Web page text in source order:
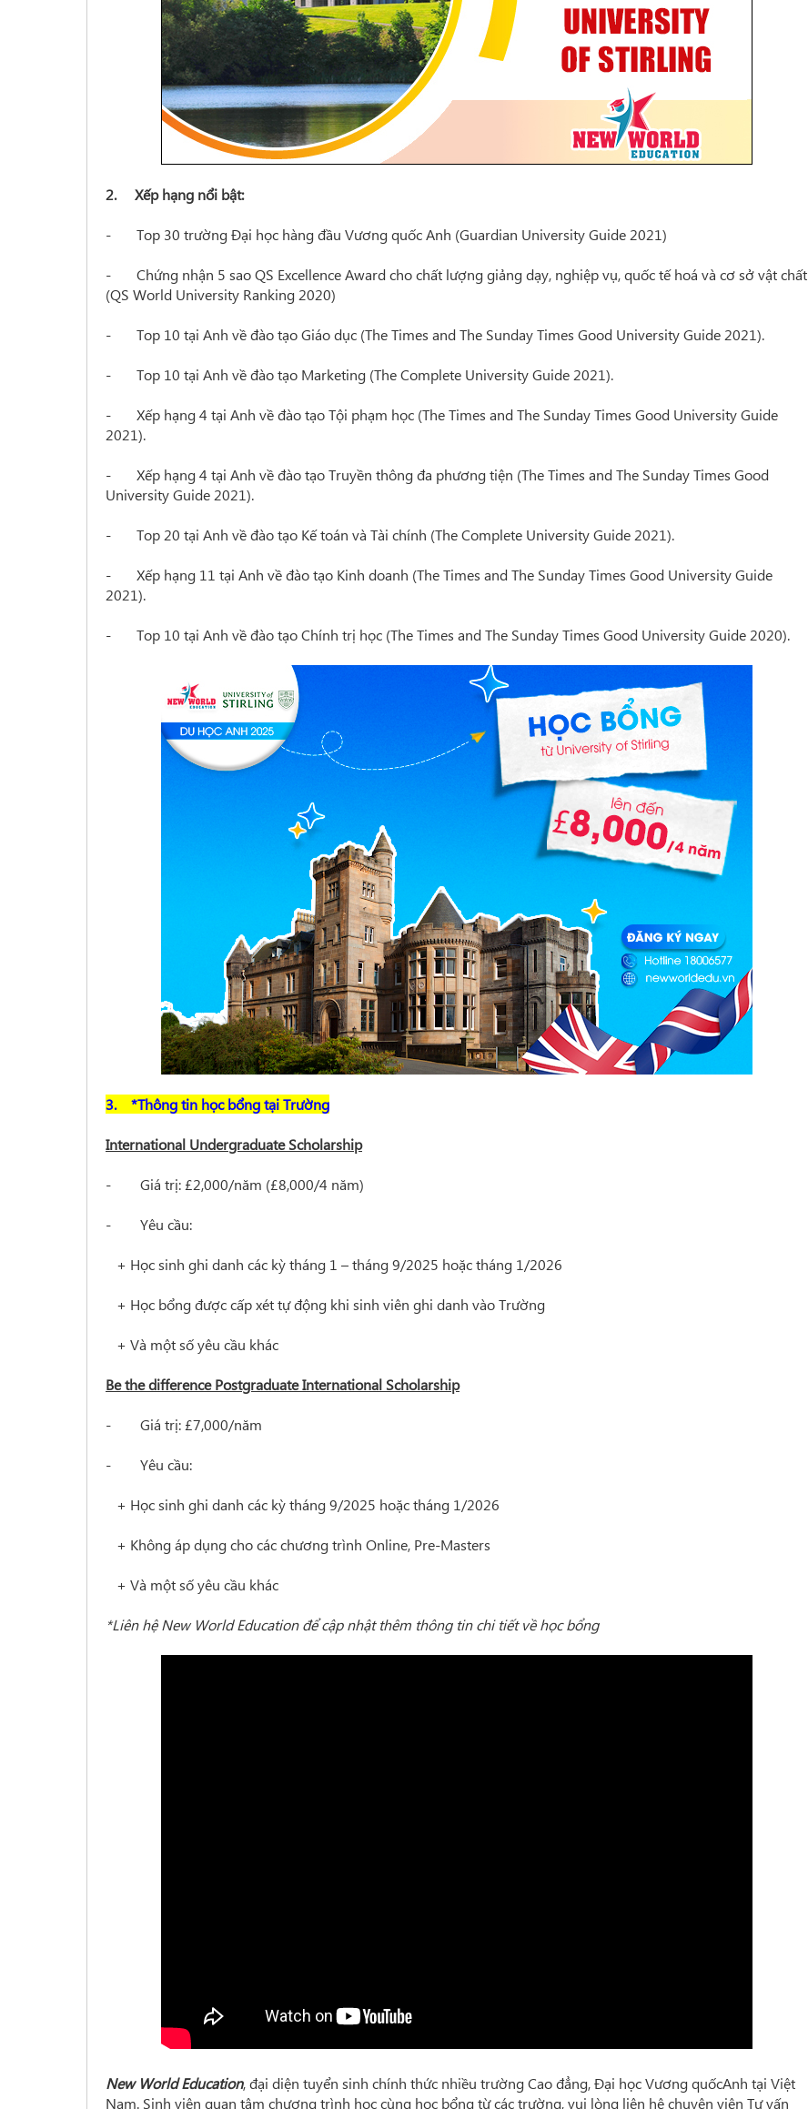
2. Xếp hạng nổi bật:
- Top 30 trường Đại học hàng đầu Vương quốc Anh (Guardian University Guide 2021)
- Chứng nhận 5 sao QS Excellence Award cho chất lượng giảng dạy, nghiệp vụ, quốc tế hoá và cơ sở vật chất
(QS World University Ranking 2020)
- Top 10 tại Anh về đào tạo Giáo dục (The Times and The Sunday Times Good University Guide 2021).
- Top 10 tại Anh về đào tạo Marketing (The Complete University Guide 2021).
- Xếp hạng 4 tại Anh về đào tạo Tội phạm học (The Times and The Sunday Times Good University Guide
2021).
- Xếp hạng 4 tại Anh về đào tạo Truyền thông đa phương tiện (The Times and The Sunday Times Good
University Guide 2021).
- Top 20 tại Anh về đào tạo Kế toán và Tài chính (The Complete University Guide 2021).
- Xếp hạng 11 tại Anh về đào tạo Kinh doanh (The Times and The Sunday Times Good University Guide
2021).
- Top 10 tại Anh về đào tạo Chính trị học (The Times and The Sunday Times Good University Guide 2020).
3. *Thông tin học bổng tại Trường
International Undergraduate Scholarship
- Giá trị: £2,000/năm (£8,000/4 năm)
- Yêu cầu:
+ Học sinh ghi danh các kỳ tháng 1 – tháng 9/2025 hoặc tháng 1/2026
+ Học bổng được cấp xét tự động khi sinh viên ghi danh vào Trường
+ Và một số yêu cầu khác
Be the difference Postgraduate International Scholarship
- Giá trị: £7,000/năm
- Yêu cầu:
+ Học sinh ghi danh các kỳ tháng 9/2025 hoặc tháng 1/2026
+ Không áp dụng cho các chương trình Online, Pre-Masters
+ Và một số yêu cầu khác
*Liên hệ New World Education để cập nhật thêm thông tin chi tiết về học bổng
New World Education, đại diện tuyển sinh chính thức nhiều trường Cao đẳng, Đại học Vương quốcAnh tại Việt
Nam. Sinh viên quan tâm chương trình học cùng học bổng từ các trường, vui lòng liên hệ chuyên viên Tư vấn